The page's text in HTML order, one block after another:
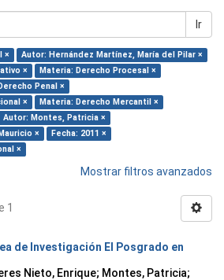
Ir
×
Autor: Hernández Martínez, María del Pilar ×
×
Materia: Derecho Procesal ×
Penal ×
×
Materia: Derecho Mercantil ×
Autor: Montes, Patricia ×
×
Fecha: 2011 ×
×
Mostrar filtros avanzados
1
de Investigación El Posgrado en
Nieto, Enrique; Montes, Patricia;